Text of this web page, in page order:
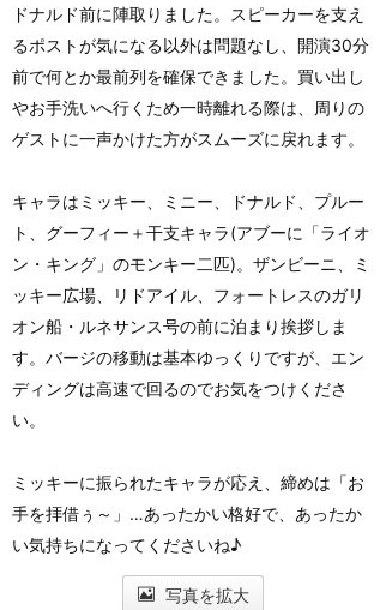
ドナルド前に陣取りました。スピーカーを支え
るポストが気になる以外は問題なし、開演30分
前で何とか最前列を確保できました。買い出し
やお手洗いへ行くため一時離れる際は、周りの
ゲストに一声かけた方がスムーズに戻れます。
キャラはミッキー、ミニー、ドナルド、プルー
ト、グーフィー＋干支キャラ(アブーに「ライオ
ン・キング」のモンキー二匹)。ザンビーニ、ミ
ッキー広場、リドアイル、フォートレスのガリ
オン船・ルネサンス号の前に泊まり挨拶しま
す。バージの移動は基本ゆっくりですが、エン
ディングは高速で回るのでお気をつけくださ
い。
ミッキーに振られたキャラが応え、締めは「お
手を拝借ぅ～」…あったかい格好で、あったか
い気持ちになってくださいね♪
写真を拡大